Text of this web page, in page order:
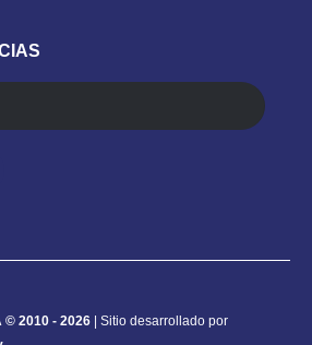
© 2010 - 2026 | Sitio desarrollado por